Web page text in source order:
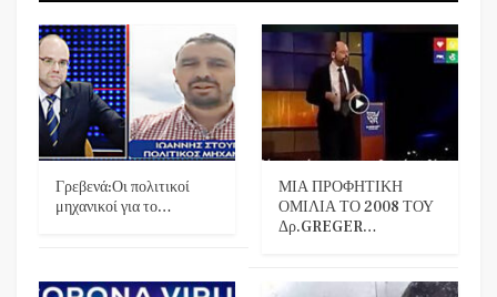
Γρεβενά:Οι πολιτικοί
μηχανικοί για το…
ΜΙΑ ΠΡΟΦΗΤΙΚΗ
ΟΜΙΛΙΑ ΤΟ 2008 ΤΟΥ
Δρ.GREGER…